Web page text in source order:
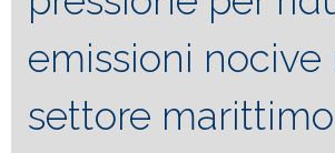
emissioni nocive
settore